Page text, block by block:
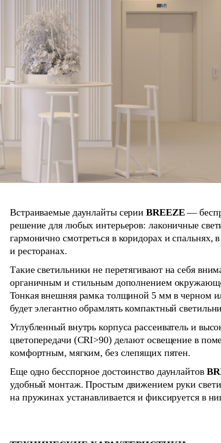
Встраиваемые даунлайты серииBREEZE—
решение для любых интерьеров: лаконичные
гармонично смотреться в коридорах и спальнях,
и ресторанах.
Такие светильники не перетягивают на себя
органичным и стильным дополнением
Тонкая внешняя рамка толщиной 5 мм в черном
будет элегантно обрамлять компактный
Углубленный внутрь корпуса рассеиватель и
цветопередачи (CRI>90) делают освещение в
комфортным, мягким, без слепящих пятен.
Еще одно бесспорное достоинство даунлайтов
удобный монтаж. Простым движением руки
на пружинах устанавливается и фиксируется в